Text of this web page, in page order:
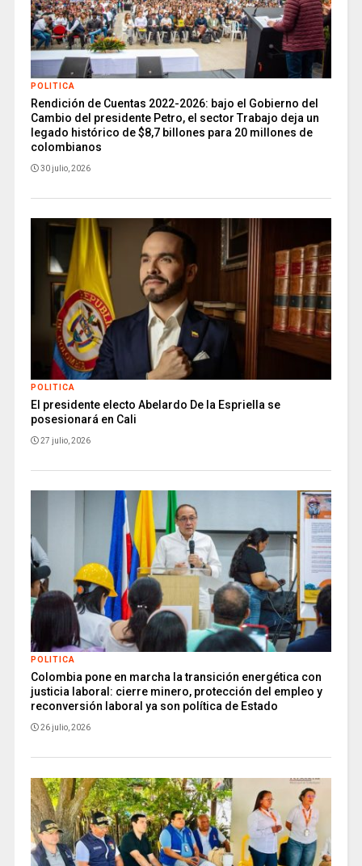
POLITICA
Rendición de Cuentas 2022-2026: bajo el Gobierno del
Cambio del presidente Petro, el sector Trabajo deja un
legado histórico de $8,7 billones para 20 millones de
colombianos
30 julio, 2026
POLITICA
El presidente electo Abelardo De la Espriella se
posesionará en Cali
27 julio, 2026
POLITICA
Colombia pone en marcha la transición energética con
justicia laboral: cierre minero, protección del empleo y
reconversión laboral ya son política de Estado
26 julio, 2026